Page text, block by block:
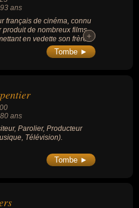
ans
français de cinéma, connu
produit de nombreux films,
en vedette son frère
notamment des
Marginal" et "Flic ou
+
+
Tombe ►
ans
Parolier, Producteur
Télévision).
Tombe ►